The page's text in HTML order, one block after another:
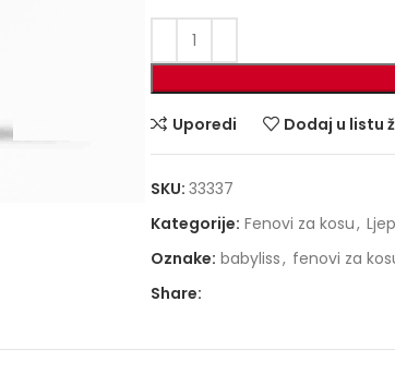
Uporedi Dodaj u listu
SKU: 33337
Kategorije: Fenovi za kosu,
Oznake: babyliss, fenovi za
Share: